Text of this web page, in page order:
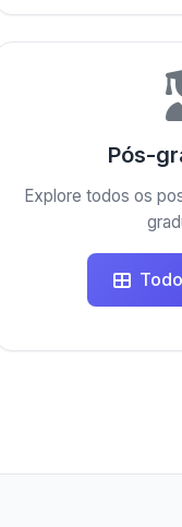
Pós-
Explore todos os